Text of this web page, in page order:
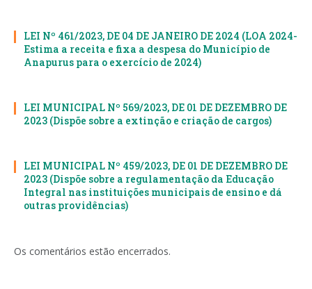
LEI Nº 461/2023, DE 04 DE JANEIRO DE 2024 (LOA 2024-
Estima a receita e fixa a despesa do Município de
Anapurus para o exercício de 2024)
LEI MUNICIPAL Nº 569/2023, DE 01 DE DEZEMBRO DE
2023 (Dispõe sobre a extinção e criação de cargos)
LEI MUNICIPAL Nº 459/2023, DE 01 DE DEZEMBRO DE
2023 (Dispõe sobre a regulamentação da Educação
Integral nas instituições municipais de ensino e dá
outras providências)
Os comentários estão encerrados.